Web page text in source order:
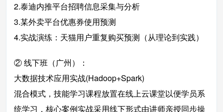
2.泰迪内推平台招聘信息采集与分析
3.某外卖平台优惠券使用预测
4.实战演练：天猫用户重复购买预测（从理论到实践）
② 线下班（广州）：
大数据技术应用实战(Hadoop+Spark)
混合模式，技能学习课程放置在线上云课堂以便学员系
统学习，核心案例实战采用线下形式由讲师亲授同步操